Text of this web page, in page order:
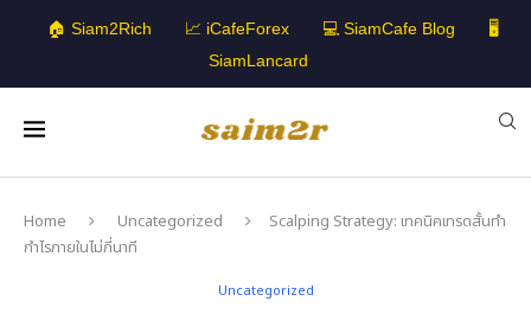
🏠 Siam2Rich 📈 iCafeForex 💻 SiamCafe Blog
🖥️
SiamLancard
Home Uncategorized
Scalping Strategy: เทคนิคเทรดสั้นทำ
กำไรภายในไม่กี่นาที
Uncategorized